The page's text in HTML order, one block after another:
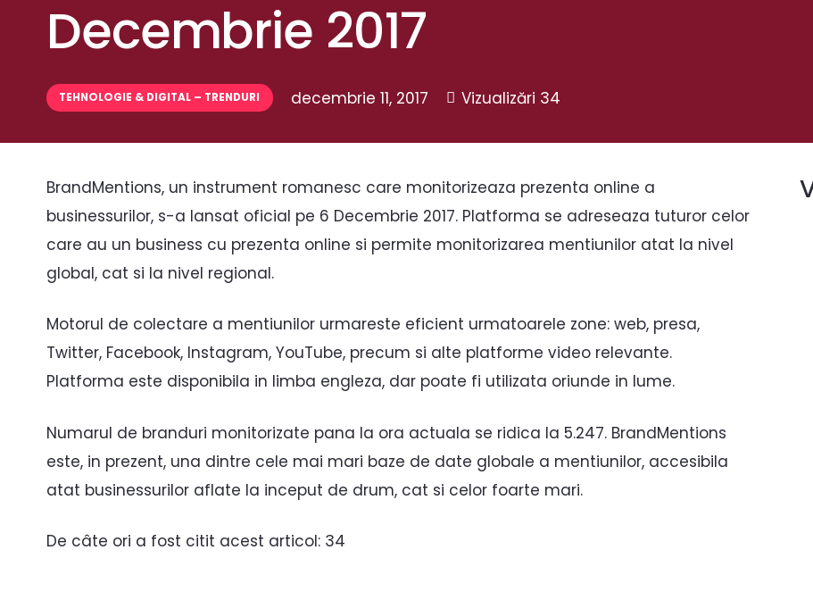
Decembrie 2017
TEHNOLOGIE & DIGITAL – TRENDURI decembrie 11, 2017 Vizualizări 34
BrandMentions, un instrument romanesc care monitorizeaza prezenta online a
businessurilor, s-a lansat oficial pe 6 Decembrie 2017. Platforma se adreseaza tuturor celor
care au un business cu prezenta online si permite monitorizarea mentiunilor atat la nivel
global, cat si la nivel regional.
Motorul de colectare a mentiunilor urmareste eficient urmatoarele zone: web, presa,
Twitter, Facebook, Instagram, YouTube, precum si alte platforme video relevante.
Platforma este disponibila in limba engleza, dar poate fi utilizata oriunde in lume.
Numarul de branduri monitorizate pana la ora actuala se ridica la 5.247. BrandMentions
este, in prezent, una dintre cele mai mari baze de date globale a mentiunilor, accesibila
atat businessurilor aflate la inceput de drum, cat si celor foarte mari.
De câte ori a fost citit acest articol: 34